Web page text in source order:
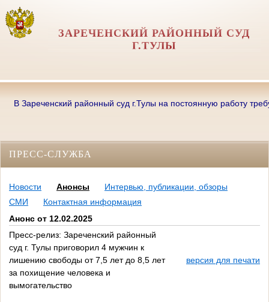
ЗАРЕЧЕНСКИЙ РАЙОННЫЙ СУД
Г.ТУЛЫ
В Зареченский районный суд г.Тулы на постоянную работу
ПРЕСС-СЛУЖБА
Новости Анонсы
Интервью, публикации, обзоры
СМИ
Контактная информация
Анонс от 12.02.2025
Пресс-релиз: Зареченский районный
суд г. Тулы приговорил 4 мужчин к
лишению свободы от 7,5 лет до 8,5 лет
за похищение человека и
вымогательство
версия для печати